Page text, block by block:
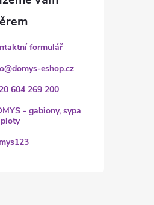
formulář
@domys-eshop.cz
604 269 200
- gabiony, sypa